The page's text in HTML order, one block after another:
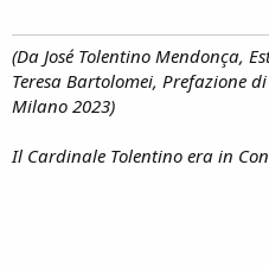
(Da José Tolentino Mendonça,
Teresa Bartolomei, Prefazione
Milano 2023)
Il Cardinale Tolentino era in